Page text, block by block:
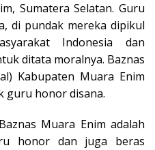
Sumatera Selatan. Guru
di pundak mereka dipikul
Indonesia dan
ditata moralnya. Baznas
Kabupaten Muara Enim
guru honor disana.
Muara Enim adalah
honor dan juga beras